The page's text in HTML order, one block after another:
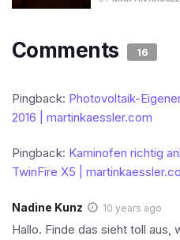
Comments 16
Pingback: Photovoltaik-
2016 | martinkaessler.com
Pingback: Kaminofen richtig
TwinFire X5 |
Nadine Kunz 10 years ago
Hallo. Finde das sieht toll aus,